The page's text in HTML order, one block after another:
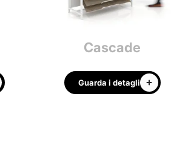
Cascade
Guarda i detagli